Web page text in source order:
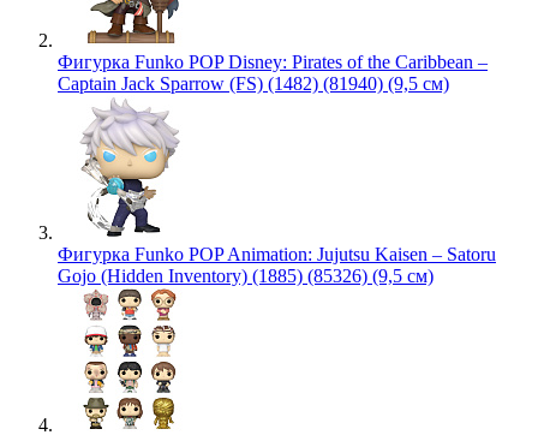
Фигурка Funko POP Disney: Pirates of the Caribbean –
Captain Jack Sparrow (FS) (1482) (81940) (9,5 см)
Фигурка Funko POP Animation: Jujutsu Kaisen – Satoru
Gojo (Hidden Inventory) (1885) (85326) (9,5 см)